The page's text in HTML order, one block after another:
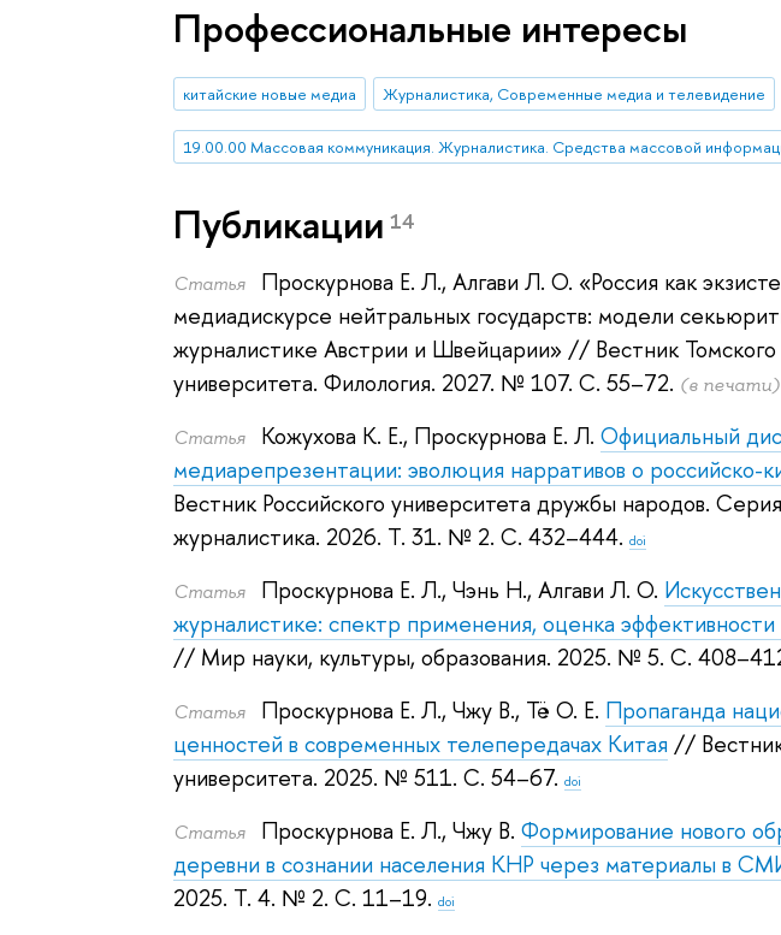
Профессиональные интересы
китайские новые медиа Журналистика, Современные медиа и телевидение
19.00.00 Массовая коммуникация. Журналистика. Средства массовой
Публикации 14
Статья Проскурнова Е. Л.,Алгави Л. О. «Россия как
медиадискурсе нейтральных государств: модели
журналистике Австрии и Швейцарии» // Вестник Томского
университета. Филология. 2027. № 107. С. 55–72. (в печати)
Статья Кожухова К. Е., Проскурнова Е. Л. Официальный
медиарепрезентации: эволюция нарративов о российско-
Вестник Российского университета дружбы народов.
журналистика. 2026. Т. 31. № 2. С. 432–444. doi
Статья Проскурнова Е. Л.,Чэнь Н.,Алгави Л. О.
журналистике: спектр применения, оценка
// Мир науки, культуры, образования. 2025. № 5. С.
Статья Проскурнова Е. Л.,Чжу В., Тё О. Е. Пропаганда
ценностей в современных телепередачах Китая //
университета. 2025. № 511. С. 54–67. doi
Статья Проскурнова Е. Л.,Чжу В. Формирование нового
деревни в сознании населения КНР через материалы в
2025. Т. 4. № 2. С. 11–19. doi